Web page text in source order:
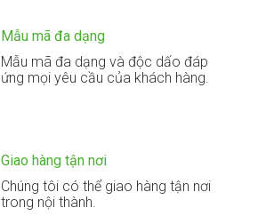
Mẫu mã đa dạng
Mẫu mã đa dạng và độc dấo đáp
ứng mọi yêu cầu của khách hàng.
Giao hàng tận nơi
Chúng tôi có thể giao hàng tận nơi
trong nội thành.